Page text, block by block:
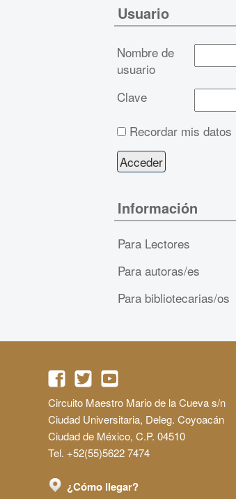
Usuario
Nombre de
usuario
Clave
Recordar mis datos
Información
Para Lectores
Para autoras/es
Para bibliotecarias/os
Circuito Maestro Mario de la Cueva s/n
Ciudad Universitaria, Deleg. Coyoacán
Ciudad de México, C.P. 04510
Tel. +52(55)5622 7474
¿Cómo llegar?